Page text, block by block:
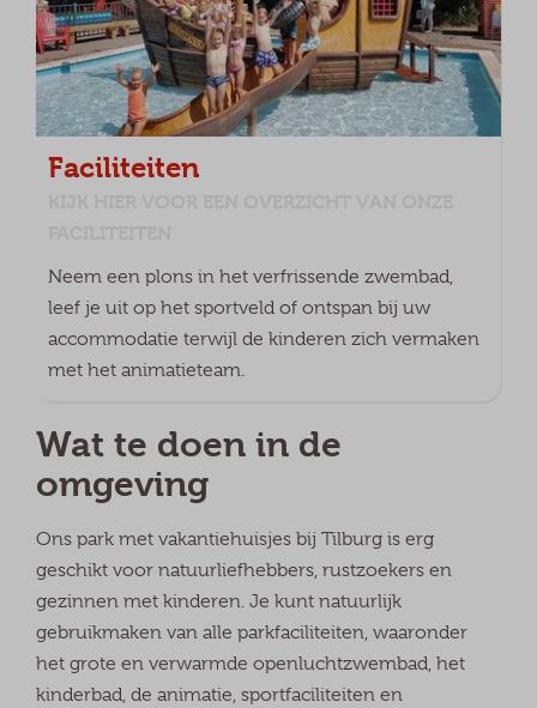
Faciliteiten
Neem een plons in het verfrissende zwembad,
leef je uit op het sportveld of ontspan bij uw
accommodatie terwijl de kinderen zich vermaken
met het animatieteam.
Wat te doen in de
omgeving
Ons park met vakantiehuisjes bij Tilburg is erg
geschikt voor natuurliefhebbers, rustzoekers en
gezinnen met kinderen. Je kunt natuurlijk
gebruikmaken van alle parkfaciliteiten, waaronder
het grote en verwarmde openluchtzwembad, het
kinderbad, de animatie, sportfaciliteiten en